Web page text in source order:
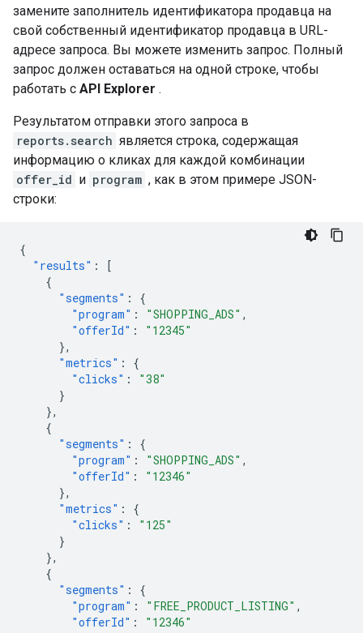
замените заполнитель идентификатора продавца на
свой собственный идентификатор продавца в URL-
адресе запроса. Вы можете изменить запрос. Полный
запрос должен оставаться на одной строке, чтобы
работать с API Explorer .
Результатом отправки этого запроса в
reports.search является строка, содержащая
информацию о кликах для каждой комбинации
offer_id и program , как в этом примере JSON-
строки:
{
"results" :
[
{
"segments" :
{
"program" : "SHOPPING_ADS" ,
"offerId" :
"12345"
},
"metrics" :
{
"clicks" :
"38"
}
},
{
"segments" :
{
"program" : "SHOPPING_ADS" ,
"offerId" :
"12346"
},
"metrics" :
{
"clicks" :
"125"
}
},
{
"segments" :
{
"program" : "FREE_PRODUCT_LISTING" ,
"offerId" :
"12346"